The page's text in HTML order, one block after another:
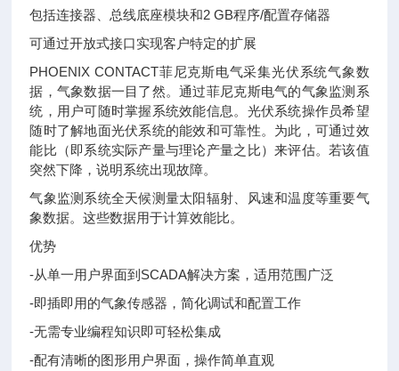
包括连接器、总线底座模块和2 GB程序/配置存储器
可通过开放式接口实现客户特定的扩展
PHOENIX CONTACT菲尼克斯电气采集光伏系统气象数
据，气象数据一目了然。通过菲尼克斯电气的气象监测系
统，用户可随时掌握系统效能信息。光伏系统操作员希望
随时了解地面光伏系统的能效和可靠性。为此，可通过效
能比（即系统实际产量与理论产量之比）来评估。若该值
突然下降，说明系统出现故障。
气象监测系统全天候测量太阳辐射、风速和温度等重要气
象数据。这些数据用于计算效能比。
优势
-从单一用户界面到SCADA解决方案，适用范围广泛
-即插即用的气象传感器，简化调试和配置工作
-无需专业编程知识即可轻松集成
-配有清晰的图形用户界面，操作简单直观